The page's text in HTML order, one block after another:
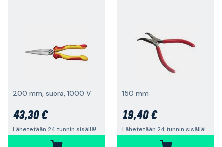
200 mm, suora, 1000 V
43,30 €
Lähetetään 24 tunnin sisällä!
150 mm
19,40 €
Lähetetään 24 tunnin sisällä!